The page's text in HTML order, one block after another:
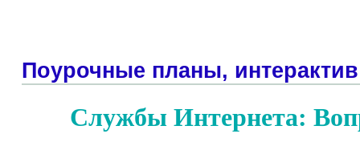
Поурочные планы, интерактив
Службы Интернета: